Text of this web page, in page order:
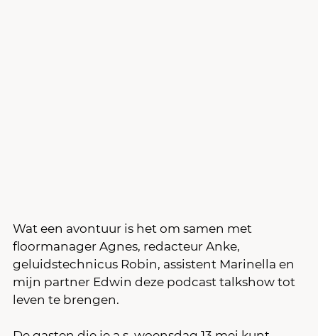
Wat een avontuur is het om samen met
floormanager Agnes, redacteur Anke,
geluidstechnicus Robin, assistent Marinella en
mijn partner Edwin deze podcast talkshow tot
leven te brengen.